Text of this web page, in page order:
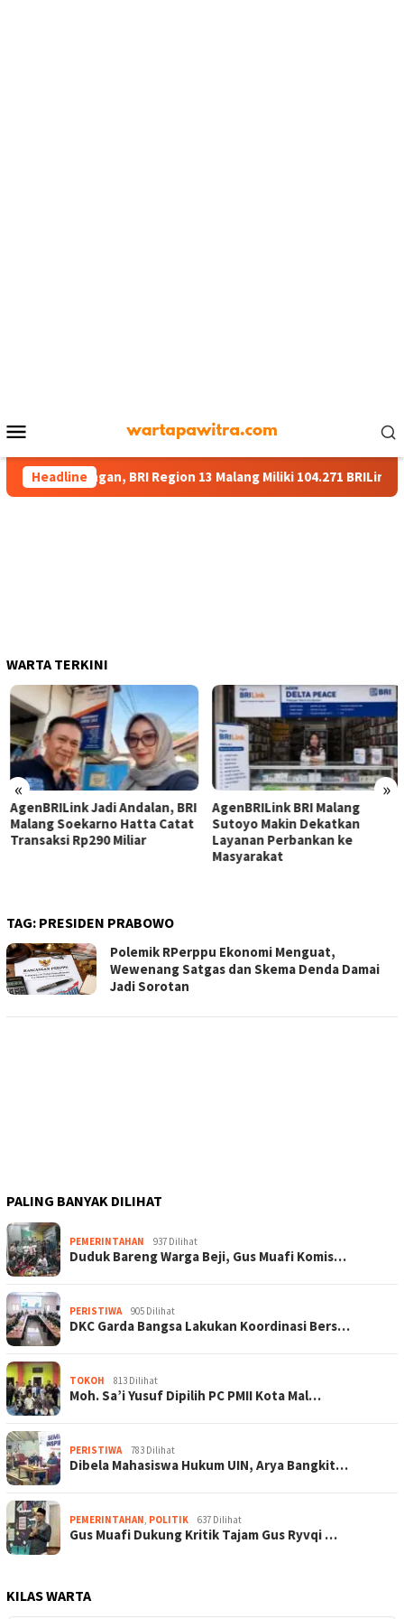
Mobile
Headline
Keuangan, BRI Region 13 Malang Miliki 104.271 BRILink Agen
WARTA TERKINI
« »
AgenBRILink Jadi Andalan, BRI
Malang Soekarno Hatta Catat
Transaksi Rp290 Miliar
AgenBRILink BRI Malang
Sutoyo Makin Dekatkan
Layanan Perbankan ke
Masyarakat
TAG: PRESIDEN PRABOWO
Polemik RPerppu Ekonomi Menguat,
Wewenang Satgas dan Skema Denda Damai
Jadi Sorotan
PALING BANYAK DILIHAT
PEMERINTAHAN 937 Dilihat
Duduk Bareng Warga Beji, Gus Muafi Komis…
PERISTIWA 905 Dilihat
DKC Garda Bangsa Lakukan Koordinasi Bers…
TOKOH 813 Dilihat
Moh. Sa’i Yusuf Dipilih PC PMII Kota Mal…
PERISTIWA 783 Dilihat
Dibela Mahasiswa Hukum UIN, Arya Bangkit…
PEMERINTAHAN, POLITIK 637 Dilihat
Gus Muafi Dukung Kritik Tajam Gus Ryvqi …
KILAS WARTA